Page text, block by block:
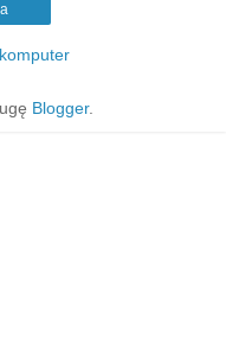
Blogger.